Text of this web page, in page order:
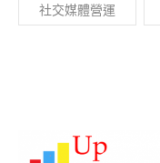
社交媒體營運